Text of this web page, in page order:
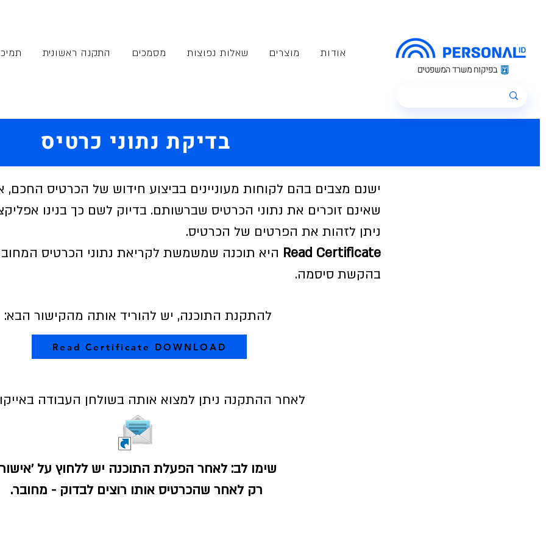
אודות מוצרים שאלות נפוצות מסמכים התקנה ראשונית
בפיקוח משרד המשפטים
בדיקת נתוני כרטיס
ישנם מצבים בהם לקוחות מעוניינים בביצוע חידוש של הכרטיס החכם,
שאינם זוכרים את נתוני הכרטיס שברשותם. בדיוק לשם כך בנינו
ניתן לזהות את הפרטים של הכרטיס.
Read Certificate היא תוכנה שמשמשת לקריאת נתוני הכרטיס
בהקשת סיסמה.
להתקנת התוכנה, יש להוריד אותה מהקישור הבא:
לאחר ההתקנה ניתן למצוא אותה בשולחן העבודה
שימו לב: לאחר הפעלת התוכנה יש ללחוץ על
רק לאחר שהכרטיס אותו רוצים לבדוק - מחובר.
Read Certificate DOWNLOAD